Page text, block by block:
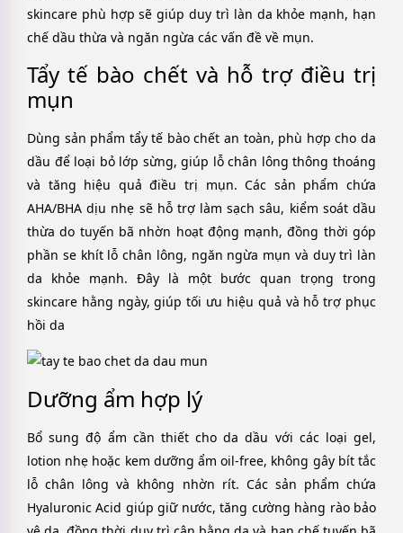
skincare phù hợp sẽ giúp duy trì làn da khỏe mạnh, hạn
chế dầu thừa và ngăn ngừa các vấn đề về mụn.
Tẩy tế bào chết và hỗ trợ điều trị
mụn
Dùng sản phẩm tẩy tế bào chết an toàn, phù hợp cho da
dầu để loại bỏ lớp sừng, giúp lỗ chân lông thông thoáng
và tăng hiệu quả điều trị mụn. Các sản phẩm chứa
AHA/BHA dịu nhẹ sẽ hỗ trợ làm sạch sâu, kiểm soát dầu
thừa do tuyến bã nhờn hoạt động mạnh, đồng thời góp
phần se khít lỗ chân lông, ngăn ngừa mụn và duy trì làn
da khỏe mạnh. Đây là một bước quan trọng trong
skincare hằng ngày, giúp tối ưu hiệu quả và hỗ trợ phục
hồi da
Dưỡng ẩm hợp lý
Bổ sung độ ẩm cần thiết cho da dầu với các loại gel,
lotion nhẹ hoặc kem dưỡng ẩm oil-free, không gây bít tắc
lỗ chân lông và không nhờn rít. Các sản phẩm chứa
Hyaluronic Acid giúp giữ nước, tăng cường hàng rào bảo